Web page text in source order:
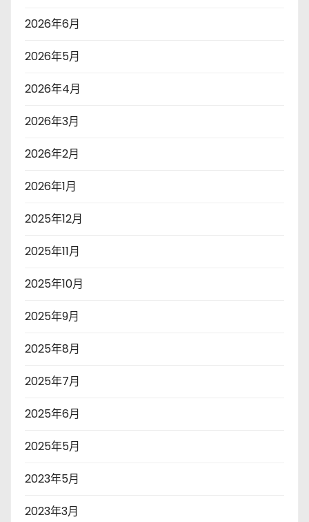
2026年6月
2026年5月
2026年4月
2026年3月
2026年2月
2026年1月
2025年12月
2025年11月
2025年10月
2025年9月
2025年8月
2025年7月
2025年6月
2025年5月
2023年5月
2023年3月